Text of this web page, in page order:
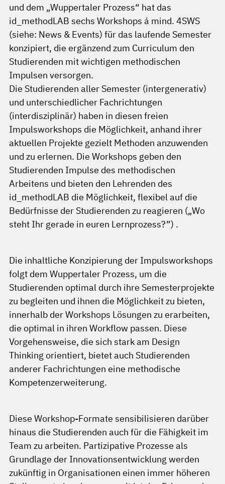
und dem „Wuppertaler Prozess“ hat das
id_methodLAB sechs Workshops á mind. 4SWS
(siehe: News & Events) für das laufende Semester
konzipiert, die ergänzend zum Curriculum den
Studierenden mit wichtigen methodischen
Impulsen versorgen.
Die Studierenden aller Semester (intergenerativ)
und unterschiedlicher Fachrichtungen
(interdisziplinär) haben in diesen freien
Impulsworkshops die Möglichkeit, anhand ihrer
aktuellen Projekte gezielt Methoden anzuwenden
und zu erlernen. Die Workshops geben den
Studierenden Impulse des methodischen
Arbeitens und bieten den Lehrenden des
id_methodLAB die Möglichkeit, flexibel auf die
Bedürfnisse der Studierenden zu reagieren („Wo
steht Ihr gerade in euren Lernprozess?”) .
Die inhaltliche Konzipierung der Impulsworkshops
folgt dem Wuppertaler Prozess, um die
Studierenden optimal durch ihre Semesterprojekte
zu begleiten und ihnen die Möglichkeit zu bieten,
innerhalb der Workshops Lösungen zu erarbeiten,
die optimal in ihren Workflow passen. Diese
Vorgehensweise, die sich stark am Design
Thinking orientiert, bietet auch Studierenden
anderer Fachrichtungen eine methodische
Kompetenzerweiterung.
Diese Workshop-Formate sensibilisieren darüber
hinaus die Studierenden auch für die Fähigkeit im
Team zu arbeiten. Partizipative Prozesse als
Grundlage der Innovationsentwicklung werden
zukünftig in Organisationen einen immer höheren